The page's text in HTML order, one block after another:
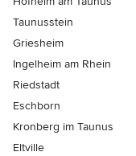
Taunusstein
Griesheim
Ingelheim am Rhein
Riedstadt
Eschborn
Kronberg im Taunus
Eltville